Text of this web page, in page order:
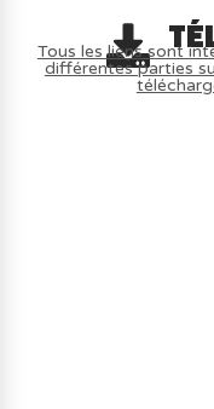
Tous les liens sont
différentes parties